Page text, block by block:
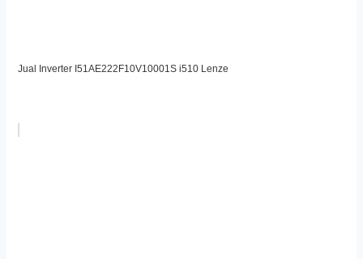
Jual Inverter I51AE222F10V10001S i510 Lenze